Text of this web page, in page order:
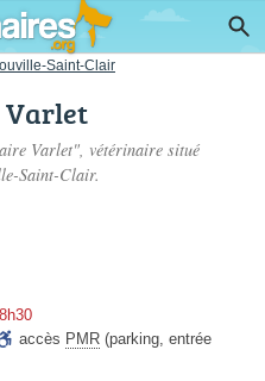
Saint-Clair
Varlet
Varlet", vétérinaire situé
Saint-Clair.
accès PMR (parking, entrée